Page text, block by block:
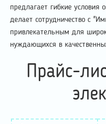
предлагает гибкие
делает сотрудничество с
привлекательным для
нуждающихся в
Прайс-